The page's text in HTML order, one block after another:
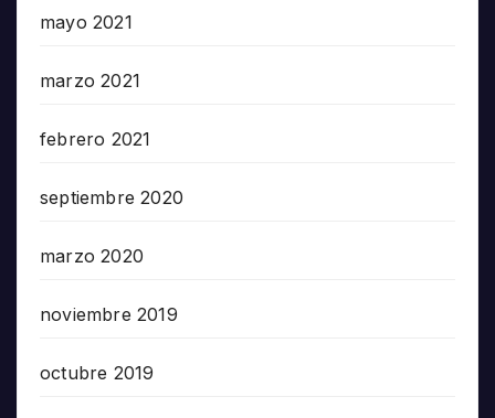
mayo 2021
marzo 2021
febrero 2021
septiembre 2020
marzo 2020
noviembre 2019
octubre 2019